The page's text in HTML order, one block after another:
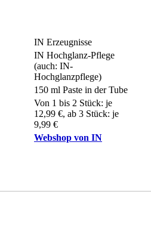
IN Erzeugnisse
IN Hochglanz-Pflege
(auch: IN-
Hochglanzpflege)
150 ml Paste in der Tube
Von 1 bis 2 Stück: je
12,99 €, ab 3 Stück: je
9,99 €
Webshop von IN